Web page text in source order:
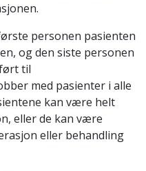
personen pasienten
og den siste personen
til
med pasienter i alle
kan være helt
eller de kan være
eller behandling